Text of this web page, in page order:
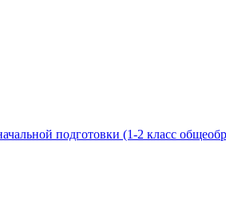
подготовки (1-2 класс